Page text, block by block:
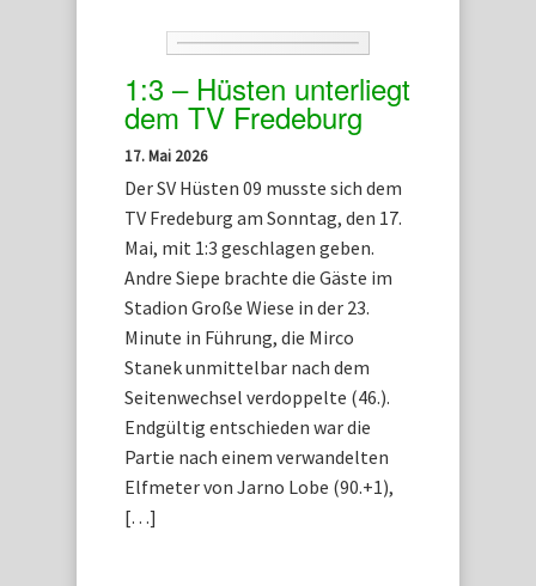
1:3 – Hüsten unterliegt
dem TV Fredeburg
17. Mai 2026
Der SV Hüsten 09 musste sich dem
TV Fredeburg am Sonntag, den 17.
Mai, mit 1:3 geschlagen geben.
Andre Siepe brachte die Gäste im
Stadion Große Wiese in der 23.
Minute in Führung, die Mirco
Stanek unmittelbar nach dem
Seitenwechsel verdoppelte (46.).
Endgültig entschieden war die
Partie nach einem verwandelten
Elfmeter von Jarno Lobe (90.+1),
[…]